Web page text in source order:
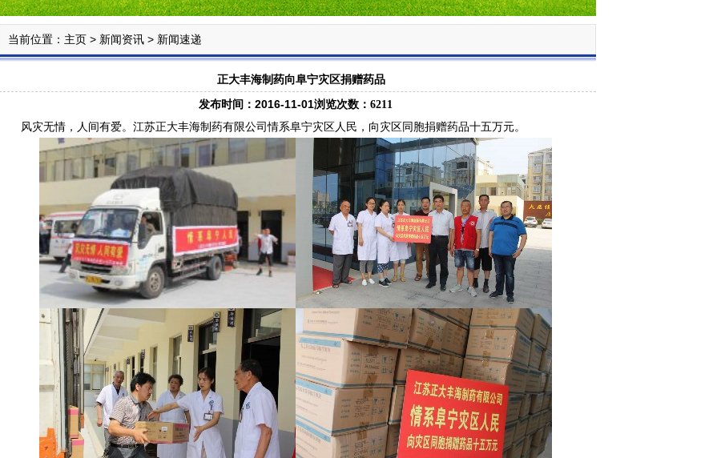
当前位置： 主页> 新闻资讯> 新闻速递
正大丰海制药向阜宁灾区捐赠药品
发布时间：2016-11-01浏览次数： 6211
风灾无情，人间有爱。江苏正大丰海制药有限公司情系阜宁灾区人民，向灾区同胞捐赠药品十五万元。